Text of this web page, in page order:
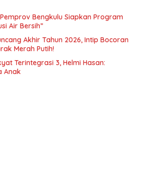
Bengkulu Siapkan Program
Air Bersih”
Akhir Tahun 2026, Intip Bocoran
Merah Putih!
Terintegrasi 3, Helmi Hasan:
Anak